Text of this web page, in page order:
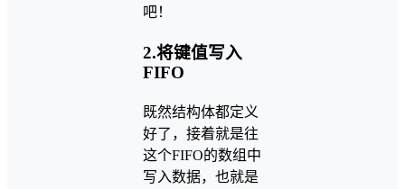
吧！
2.将键值写入
FIFO
既然结构体都定义
好了，接着就是往
这个FIFO的数组中
写入数据，也就是